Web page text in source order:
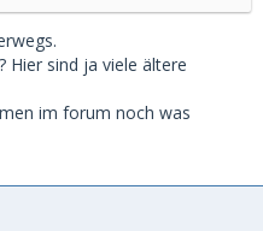
Hier sind ja viele ältere
im forum noch was